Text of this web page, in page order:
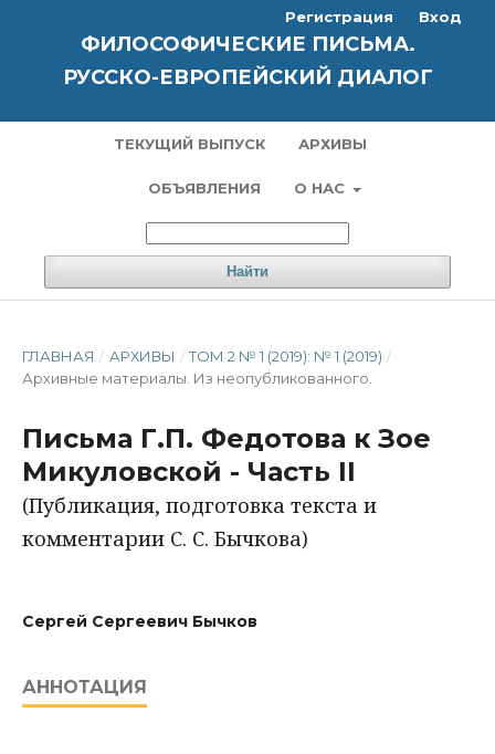
ФИЛОСОФИЧЕСКИЕ ПИСЬМА.
РУССКО-ЕВРОПЕЙСКИЙ ДИАЛОГ
ТЕКУЩИЙ ВЫПУСК АРХИВЫ
ОБЪЯВЛЕНИЯ О НАС
Найти
Регистрация Вход
ГЛАВНАЯ / АРХИВЫ / ТОМ 2 № 1 (2019): № 1 (2019) /
Архивные материалы. Из неопубликованного.
Письма Г.П. Федотова к Зое
Микуловской - Часть II
(Публикация, подготовка текста и
комментарии С. С. Бычкова)
Сергей Сергеевич Бычков
АННОТАЦИЯ